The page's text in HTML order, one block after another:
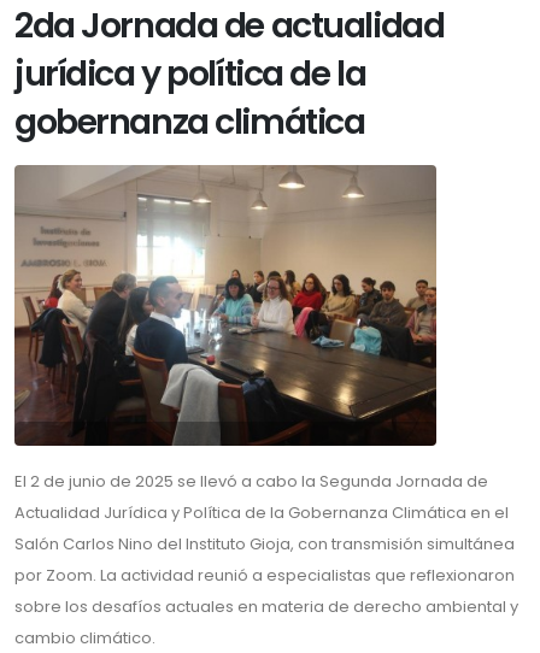
2da Jornada de actualidad
jurídica y política de la
gobernanza climática
El 2 de junio de 2025 se llevó a cabo la Segunda Jornada de
Actualidad Jurídica y Política de la Gobernanza Climática en el
Salón Carlos Nino del Instituto Gioja, con transmisión simultánea
por Zoom. La actividad reunió a especialistas que reflexionaron
sobre los desafíos actuales en materia de derecho ambiental y
cambio climático.